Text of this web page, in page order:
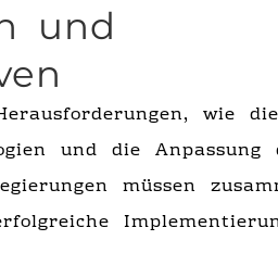
und
wie
und die Anpassung
müssen